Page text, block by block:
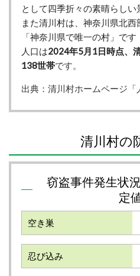
として四季折々の素晴らしい
また清川村は、神奈川県北
「神奈川県で唯一の村」です
人口は2024年5月1日時点、
138世帯です。
出典：清川村ホームページ
清川村の
窃盗事件発生状
定
空き巣
忍び込み